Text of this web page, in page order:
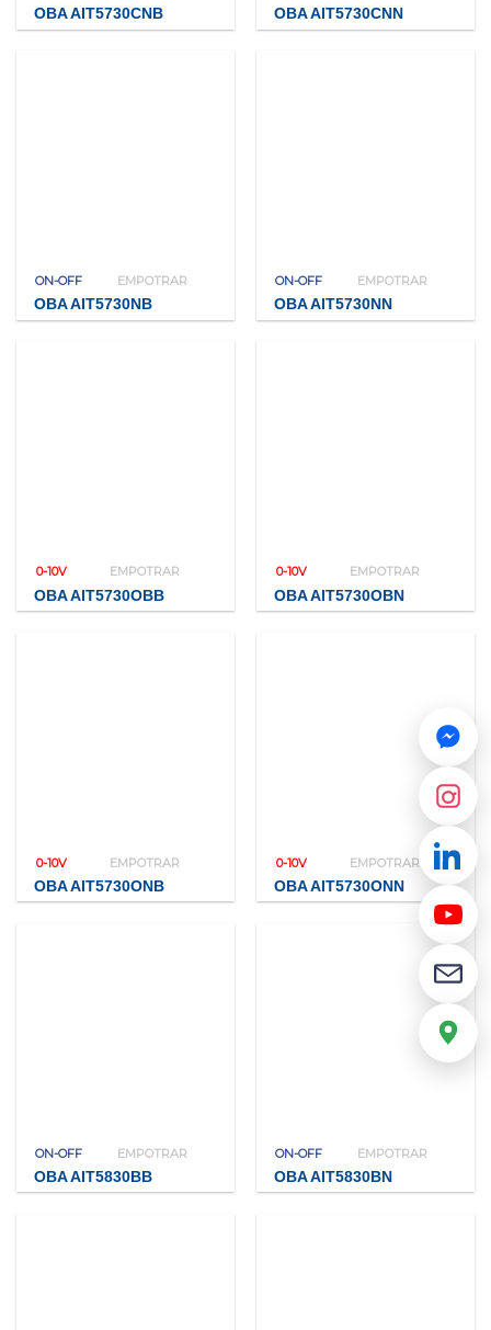
OBA AIT5730CNB OBA AIT5730CNN
ON-OFF EMPOTRAR
OBA AIT5730NB
ON-OFF EMPOTRAR
OBA AIT5730NN
0-10V EMPOTRAR
OBA AIT5730OBB
0-10V EMPOTRAR
OBA AIT5730OBN
0-10V EMPOTRAR
OBA AIT5730ONB
0-10V EMPOTRAR
OBA AIT5730ONN
ON-OFF EMPOTRAR
OBA AIT5830BB
ON-OFF EMPOTRAR
OBA AIT5830BN